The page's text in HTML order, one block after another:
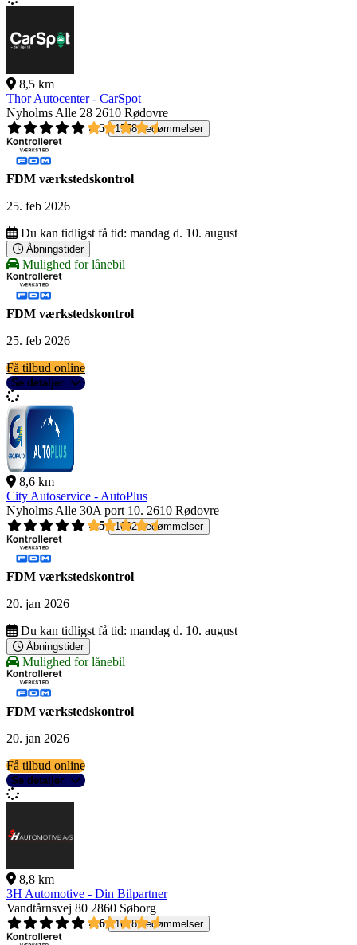
8,5 km
Thor Autocenter - CarSpot
Nyholms Alle 28 2610 Rødovre
4,5
1558 bedømmelser
FDM værkstedskontrol
25. feb 2026
Du kan tidligst få tid: mandag d. 10. august
Åbningstider
Mulighed for lånebil
FDM værkstedskontrol
25. feb 2026
Få tilbud online
Se detaljer
8,6 km
City Autoservice - AutoPlus
Nyholms Alle 30A port 10. 2610 Rødovre
4,5
1092 bedømmelser
FDM værkstedskontrol
20. jan 2026
Du kan tidligst få tid: mandag d. 10. august
Åbningstider
Mulighed for lånebil
FDM værkstedskontrol
20. jan 2026
Få tilbud online
Se detaljer
8,8 km
3H Automotive - Din Bilpartner
Vandtårnsvej 80 2860 Søborg
4,6
1618 bedømmelser